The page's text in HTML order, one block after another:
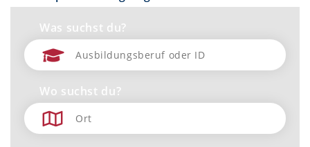
Was suchst du?
Wo suchst du?